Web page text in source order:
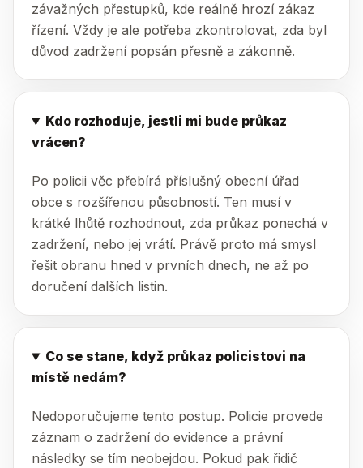
závažných přestupků, kde reálně hrozí zákaz
řízení. Vždy je ale potřeba zkontrolovat, zda byl
důvod zadržení popsán přesně a zákonně.
Kdo rozhoduje, jestli mi bude průkaz
vrácen?
Po policii věc přebírá příslušný obecní úřad
obce s rozšířenou působností. Ten musí v
krátké lhůtě rozhodnout, zda průkaz ponechá v
zadržení, nebo jej vrátí. Právě proto má smysl
řešit obranu hned v prvních dnech, ne až po
doručení dalších listin.
Co se stane, když průkaz policistovi na
místě nedám?
Nedoporučujeme tento postup. Policie provede
záznam o zadržení do evidence a právní
následky se tím neobejdou. Pokud pak řidič